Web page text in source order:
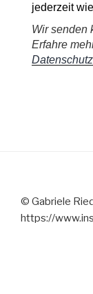
jederzeit
Wir senden
Erfahre
© Gabriele
https://